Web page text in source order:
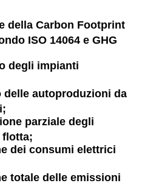
della Carbon Footprint
ISO 14064 e GHG
degli impianti
delle autoproduzioni da
parziale degli
flotta;
dei consumi elettrici
totale delle emissioni